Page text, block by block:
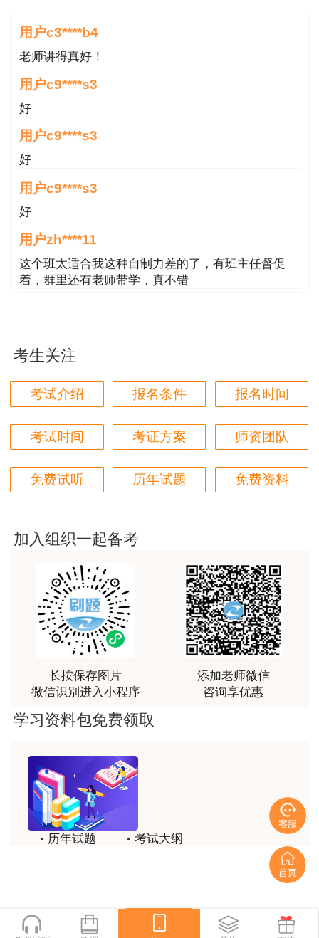
用户c3****b4
老师讲得真好！
用户c9****s3
好
用户c9****s3
好
用户c9****s3
好
用户zh****11
这个班太适合我这种自制力差的了，有班主任督促
着，群里还有老师带学，真不错
用户zh****94
老师们讲的很好，通俗易懂，对小白很友好
用户li****11
建筑专业跟网校过了，今年考其他安全，还是选择网
校。
用户m6****57
用户da****ng
富生动。
用户m3****68
课程清晰易懂，便于记忆，老师重难点讲解也很清晰
用户we****66
跟着老师学习理解的特别快，比自己学习容易多了
用户m0****66
贾老师讲的很有水平，这次考过全靠他了
用户m0****68
贾老师一如既往的稳
用户m1****68
回顾整个学习过程，我收获的不仅是证书和技能，更
重要的是养成了持续学习的习惯和自我驱动力；这门
网课像一位循循善诱的引路人，让我相信只要选对方
法、坚持行动，每个人都能突破自己的天花板，真心
目标进发！
用户m2****18
考生关注
考试介绍 报名条件 报名时间
考试时间 考证方案 师资团队
免费试听 历年试题 免费资料
加入组织一起备考
长按保存图片
微信识别进入小程序
添加老师微信
咨询享优惠
学习资料包免费领取
历年试题
考试大纲